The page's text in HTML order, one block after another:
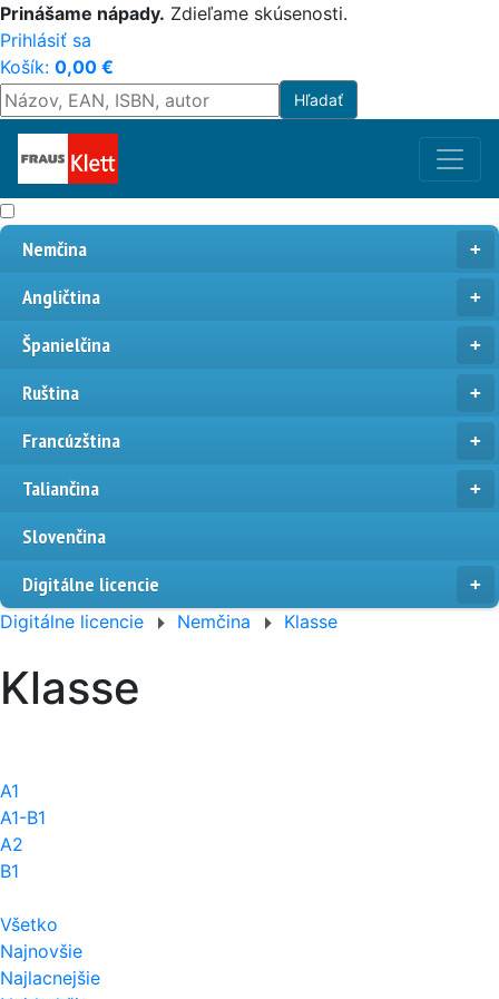
Prinášame nápady. Zdieľame skúsenosti.
Prihlásiť sa
Košík: 0,00 €
Nemčina
Angličtina
Španielčina
Ruština
Francúzština
Taliančina
Slovenčina
Digitálne licencie
Digitálne licencie Nemčina Klasse
Klasse
A1
A1-B1
A2
B1
Všetko
Najnovšie
Najlacnejšie